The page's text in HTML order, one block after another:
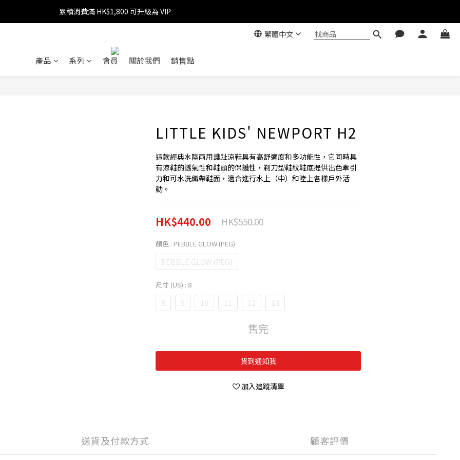
消費滿 HK$599 免運費
累積消費滿 HK$1,800 可升級為 VIP
消費滿 HK$599 免運費
繁體中文
產品 系列 會員 關於我們 銷售點
LITTLE KIDS' NEWPORT H2
這款經典水陸兩用護趾涼鞋具有高舒適度和多功能性，它同時具
有涼鞋的透氣性和鞋頭的保護性，剃刀型鞋紋鞋底提供出色牽引
力和可水洗織帶鞋面，適合進行水上（中）和陸上各樣戶外活
動。
HK$440.00 HK$550.00
顏色 : PEBBLE GLOW (PEG)
PEBBLE GLOW (PEG)
尺寸 (US) : 8
8 9 10 11 12 13
售完
貨到通知我
加入追蹤清單
送貨及付款方式 顧客評價